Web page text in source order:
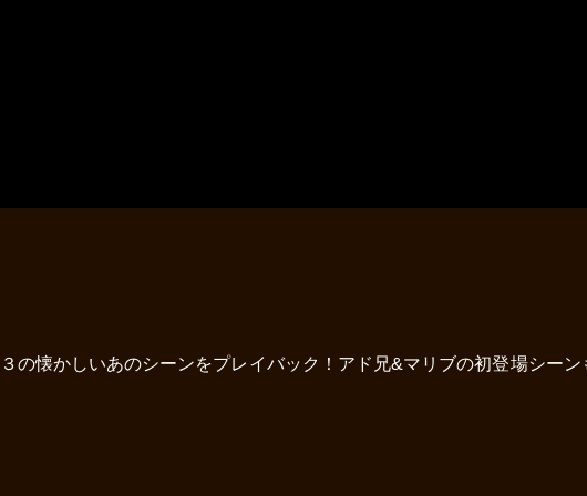
の懐かしいあのシーンをプレイバック！アド兄&マリブの初登場シー